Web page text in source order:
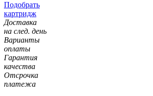
Подобрать
картридж
Доставка
на след. день
Варианты
оплаты
Гарантия
качества
Отсрочка
платежа